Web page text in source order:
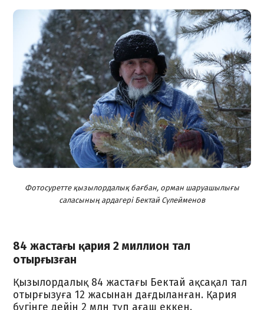
Фотосуретте қызылордалық бағбан, орман шаруашылығы
саласының ардагері Бектай Сүлейменов
84 жастағы қария 2 миллион тал
отырғызған
Қызылордалық 84 жастағы Бектай ақсақал тал
отырғызуға 12 жасынан дағдыланған. Қария
бүгінге дейін 2 млн түп ағаш еккен.